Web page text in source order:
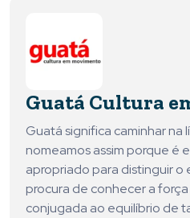
Guatá Cultura
Guatá significa caminhar na
nomeamos assim porque é
apropriado para distinguir o
procura de conhecer a
conjugada ao equilíbrio de